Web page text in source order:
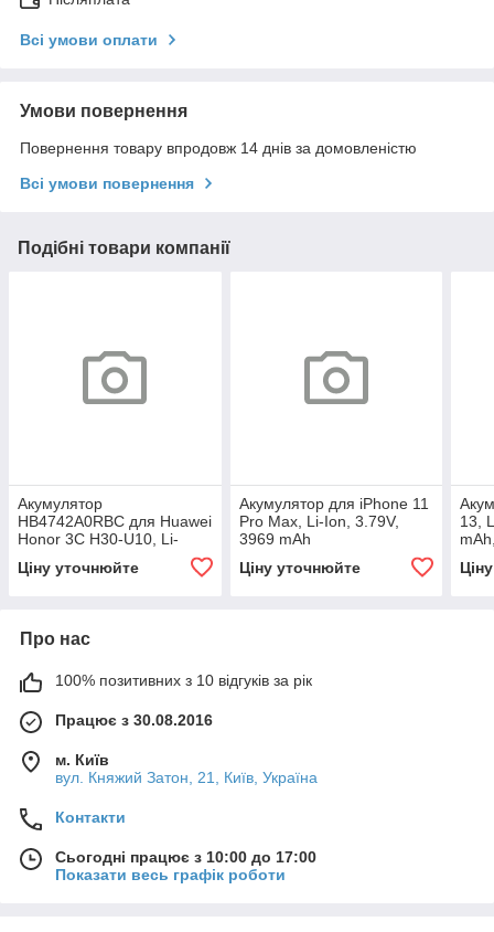
Всі умови оплати
Умови повернення
Повернення товару впродовж 14 днів за домовленістю
Всі умови повернення
Подібні товари компанії
Акумулятор
HB4742A0RBC для Huawei
Honor 3C H30-U10, Li-
мА·год
Ціну уточнюйте
Акумулятор для iPhone 11
Pro Max, Li-Ion, 3.79V,
3969 mAh
Ціну уточнюйте
13,
Про нас
100% позитивних з 10 відгуків за рік
Працює з 30.08.2016
м. Київ
вул. Княжий Затон, 21, Київ, Україна
Контакти
Сьогодні працює з 10:00 до 17:00
Показати весь графік роботи